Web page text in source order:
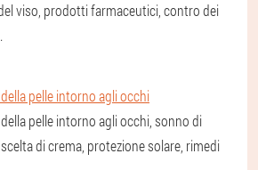
viso, prodotti farmaceutici, contro dei
pelle intorno agli occhi
pelle intorno agli occhi, sonno di
di crema, protezione solare, rimedi